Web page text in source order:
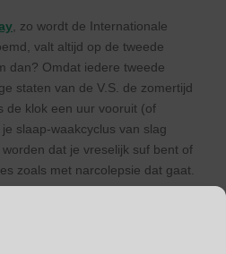
, zo wordt de Internationale
valt altijd op de tweede
dan? Omdat iedere tweede
staten van de V.S. de zomertijd
de klok een uur vooruit (of
slaap-waakcyclus van slag
dat je vreselijk suf bent of
zoals met narcolepsie dat gaat.
wil men meer bekendheid